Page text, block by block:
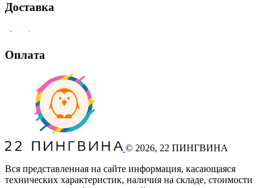
Доставка
Оплата
© 2026, 22 ПИНГВИНА
Вся представленная на сайте информация, касающаяся
технических характеристик, наличия на складе, стоимости